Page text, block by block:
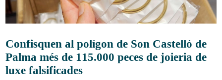
Confisquen al polígon de Son Castelló de
Palma més de 115.000 peces de joieria de
luxe falsificades